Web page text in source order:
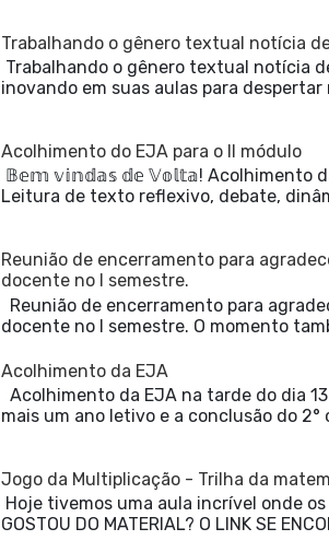
Trabalhando o gênero textual notícia
Trabalhando o gênero textual notícia
inovando em suas aulas para
Acolhimento do EJA para o II módulo
𝔹𝕖𝕞 𝕧𝕚𝕟𝕕𝕒𝕤 𝕕𝕖 𝕍𝕠𝕝𝕥𝕒! Acolhimento
Leitura de texto reflexivo, debate,
Reunião de encerramento para
docente no I semestre.
Reunião de encerramento para
docente no I semestre. O momento
Acolhimento da EJA
Acolhimento da EJA na tarde do dia
mais um ano letivo e a conclusão do 2°
Jogo da Multiplicação - Trilha da
Hoje tivemos uma aula incrível onde
GOSTOU DO MATERIAL? O LINK SE